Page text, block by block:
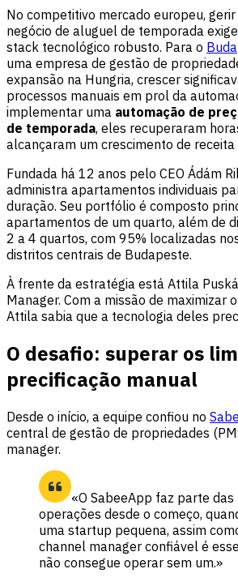
No competitivo mercado europeu,
negócio de aluguel de temporada
stack tecnológico robusto. Para o
uma empresa de gestão de
expansão na Hungria, crescer
processos manuais em prol da
implementar uma automação de
de temporada, eles recuperaram
alcançaram um crescimento de receita
Fundada há 12 anos pelo CEO Ádám
administra apartamentos individuais
duração. Seu portfólio é composto
apartamentos de um quarto, além de
2 a 4 quartos, com 95% localizadas
distritos centrais de Budapeste.
À frente da estratégia está Attila
Manager. Com a missão de maximizar
Attila sabia que a tecnologia deles
O desafio: superar os
precificação manual
Desde o início, a equipe confiou no
central de gestão de propriedades
manager.
«O SabeeApp faz parte das
operações desde o começo,
uma startup pequena, assim
channel manager confiável é
não consegue operar sem um.»